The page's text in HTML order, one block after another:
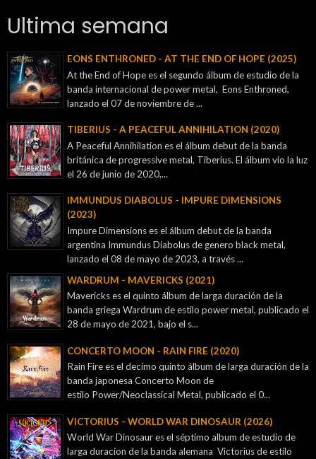
Ultima semana
EONS ENTHRONED - AT THE END OF HOPE (2025)
At the End of Hope es el segundo álbum de estudio de la
banda internacional de power metal, Eons Enthroned,
lanzado el 07 de noviembre de ...
TIBERIUS - A PEACEFUL ANNIHILATION (2020)
A Peaceful Annihilation es el álbum debut de la banda
británica de progressive metal, Tiberius. El álbum vio la luz
el 26 de junio de 2020,...
IMMUNDUS DIABOLUS - IMPURE DIMENSIONS
(2023)
Impure Dimensions es el álbum debut de la banda
argentina Immundus Diabolus de genero black metal,
lanzado el 08 de mayo de 2023, a través ...
WARDRUM - MAVERICKS (2021)
Mavericks es el quinto álbum de larga duración de la
banda griega Wardrum de estilo power metal, publicado el
28 de mayo de 2021, bajo el s...
CONCERTO MOON - RAIN FIRE (2020)
Rain Fire es el decimo quinto álbum de larga duración de la
banda japonesa Concerto Moon de
estilo Power/Neoclassical Metal, publicado el 0...
VICTORIUS - WORLD WAR DINOSAUR (2026)
World War Dinosaur es el séptimo album de estudio de
larga duracion de la banda alemana Victorius de estilo